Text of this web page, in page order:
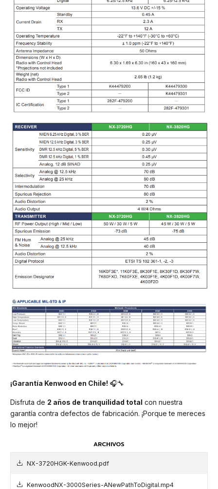
¡Garantía Kenwood en Chile! 🎧🔧
Disfruta de 2 años de tranquilidad total con nuestra
garantía contra defectos de fabricación. ¡Porque te mereces
lo mejor!
ARCHIVOS
NX-3720HGK-Kenwood.pdf
KenwoodNX-3000Series-ANewPathToDigital.mp4